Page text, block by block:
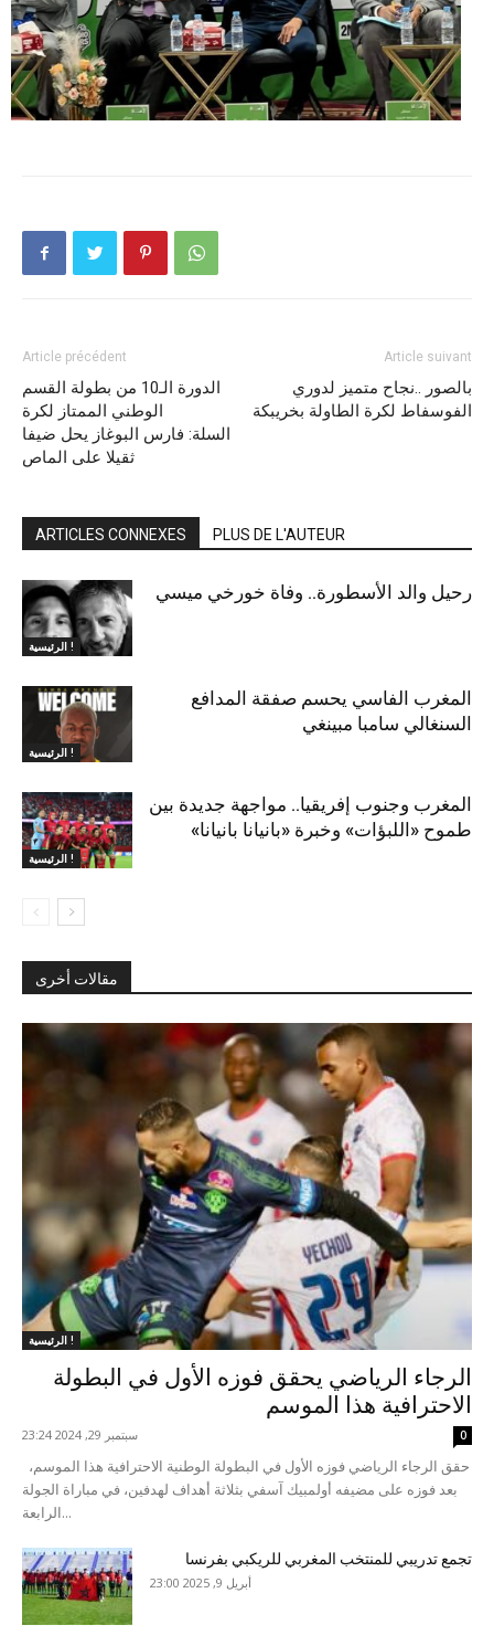
Article précédent
الدورة الـ10 من بطولة القسم
الوطني الممتاز لكرة
السلة: فارس البوغاز يحل ضيفا
ثقيلا على الماص
Article suivant
بالصور ..نجاح متميز لدوري
الفوسفاط لكرة الطاولة بخريبكة
ARTICLES CONNEXES PLUS DE L'AUTEUR
الرئيسية !
رحيل والد الأسطورة.. وفاة خورخي ميسي
الرئيسية !
المغرب الفاسي يحسم صفقة المدافع
السنغالي سامبا مبينغي
الرئيسية !
المغرب وجنوب إفريقيا.. مواجهة جديدة بين
طموح «اللبؤات» وخبرة «بانيانا بانيانا»
مقالات أخرى
الرئيسية !
الرجاء الرياضي يحقق فوزه الأول في البطولة
الاحترافية هذا الموسم
سبتمبر 29, 2024 23:24 0
بعد فوزه على مضيفه أولمبيك آسفي بثلاثة أهداف لهدفين، في مباراة الجولة
الرابعة...
تجمع تدريبي للمنتخب المغربي للريكبي بفرنسا
أبريل 9, 2025 23:00